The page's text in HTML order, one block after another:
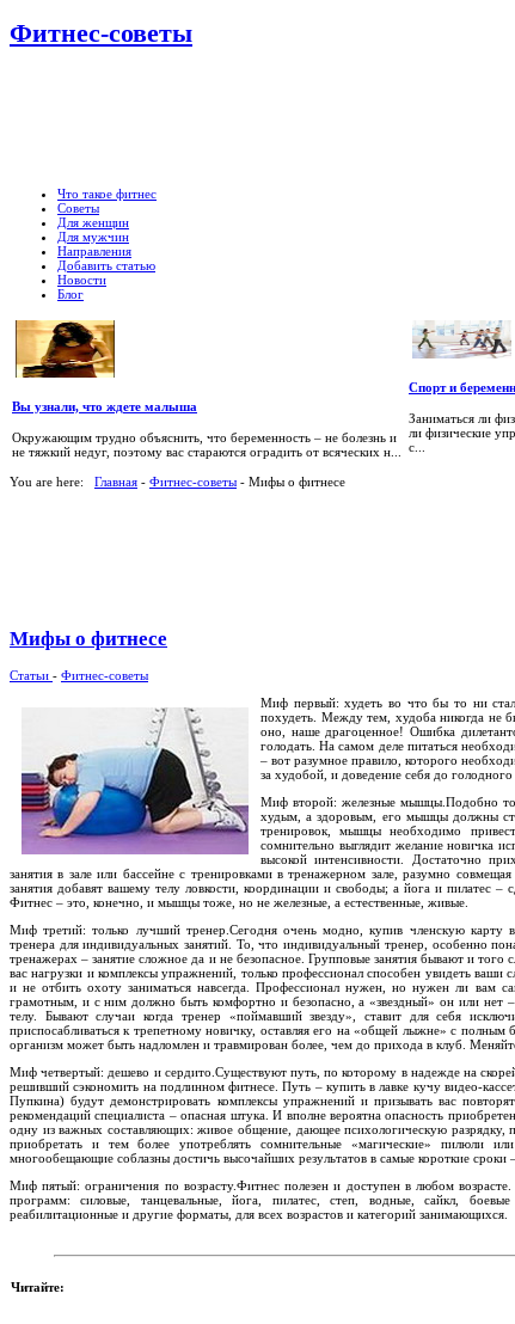
Фитнес-советы
Что такое фитнес
Советы
Для женщин
Для мужчин
Направления
Добавить статью
Новости
Блог
Вы узнали, что ждете малыша
Окружающим трудно объяснить, что беременность – не болезнь и
не тяжкий недуг, поэтому вас стараются оградить от всяческих н...
Спорт и
Заниматься ли
ли физические
с...
You are here: Главная - Фитнес-советы - Мифы о фитнесе
Мифы о фитнесе
Статьи - Фитнес-советы
Миф первый: худеть во что бы то ни
похудеть. Между тем, худоба никогда не
оно, наше драгоценное! Ошибка
голодать. На самом деле питаться
– вот разумное правило, которого
за худобой, и доведение себя до
Миф второй: железные мышцы.Подобно
худым, а здоровым, его мышцы должны
тренировок, мышцы необходимо
сомнительно выглядит желание новичка
высокой интенсивности. Достаточно
занятия в зале или бассейне с тренировками в тренажерном зале, разумно
занятия добавят вашему телу ловкости, координации и свободы; а йога и пилатес
Фитнес – это, конечно, и мышцы тоже, но не железные, а естественные, живые.
Миф третий: только лучший тренер.Сегодня очень модно, купив членскую карту
тренера для индивидуальных занятий. То, что индивидуальный тренер, особенно
тренажерах – занятие сложное да и не безопасное. Групповые занятия бывают и
вас нагрузки и комплексы упражнений, только профессионал способен увидеть ваши
и не отбить охоту заниматься навсегда. Профессионал нужен, но нужен ли вам
грамотным, и с ним должно быть комфортно и безопасно, а «звездный» он или
телу. Бывают случаи когда тренер «поймавший звезду», ставит для себя
приспосабливаться к трепетному новичку, оставляя его на «общей лыжне» с
организм может быть надломлен и травмирован более, чем до прихода в клуб.
Миф четвертый: дешево и сердито.Существуют путь, по которому в надежде на
решивший сэкономить на подлинном фитнесе. Путь – купить в лавке кучу видео-
Пупкина) будут демонстрировать комплексы упражнений и призывать вас
рекомендаций специалиста – опасная штука. И вполне вероятна опасность
одну из важных составляющих: живое общение, дающее психологическую
приобретать и тем более употреблять сомнительные «магические» пилюли
многообещающие соблазны достичь высочайших результатов в самые короткие сроки
Миф пятый: ограничения по возрасту.Фитнес полезен и доступен в любом
программ: силовые, танцевальные, йога, пилатес, степ, водные, сайкл,
реабилитационные и другие форматы, для всех возрастов и категорий занимающихся.
Читайте: